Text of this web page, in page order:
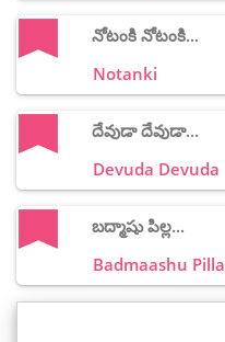
నోటంకి నోటంకి...
Notanki
దేవుడా దేవుడా...
Devuda Devuda
బద్మాషు పిల్ల...
Badmaashu Pilla